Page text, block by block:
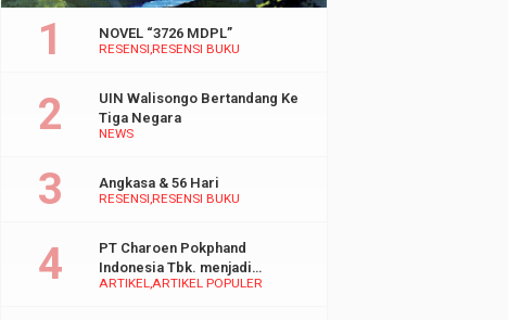
RESENSI RESENSI BUKU
NOVEL “3726 MDPL”
NEWS
UIN Walisongo Bertandang Ke
Tiga Negara
RESENSI RESENSI BUKU
Angkasa & 56 Hari
ARTIKELARTIKEL POPULER
PT Charoen Pokphand
Indonesia Tbk. menjadi
inspirasi Bagi UMKM di